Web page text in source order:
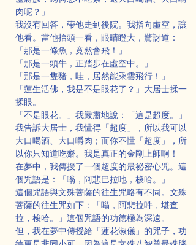
肉呢？」
我沒有回答，帶他走到後院。我指向虛空，讓
他看。當他抬頭一看，眼睛瞪大，驚訝道：
「那是一條魚，竟然會飛！」
「那是一頭牛，正踏步在虛空中。」
「那是一隻豬，哇，居然能乘雲飛行！」
「蓮生活佛，我是不是眼花了？」大居士揉一
揉眼。
「不是眼花。」我嚴肅地說：「這是超度。」
我告訴大居士，我懂得「超度」，所以我可以
大口喝酒、大口嚼肉；而你不懂「超度」，所
以你只知道吃齋。我是真正的金剛上師啊！
在夢中，我傳授了一個超度的最祕密心咒。這
個咒語是：「嗡，阿悲巴拉吔，梭哈。」
這個咒語與文殊菩薩的往生咒略有不同。文殊
菩薩的往生咒如下：「嗡，阿悲拉吽，堪查
拉，梭哈。」這個咒語的功德極為深遠。
但，我在夢中傳授給「蓮花淑儀」的咒子，功